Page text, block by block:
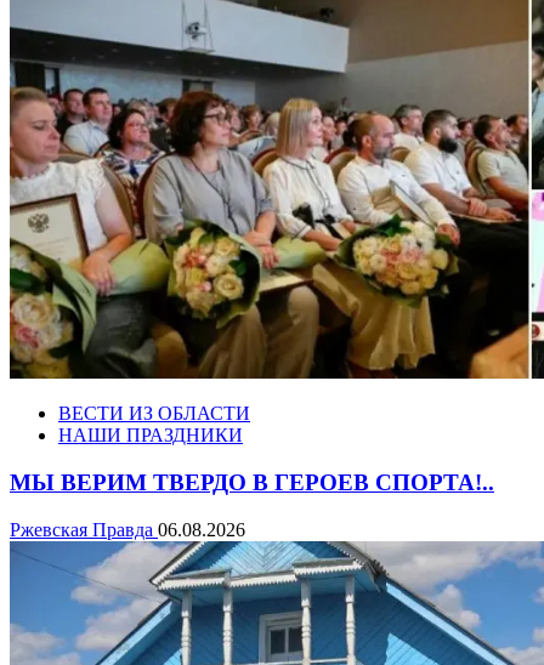
ВЕСТИ ИЗ ОБЛАСТИ
НАШИ ПРАЗДНИКИ
МЫ ВЕРИМ ТВЕРДО В ГЕРОЕВ СПОРТА!..
Ржевская Правда 06.08.2026